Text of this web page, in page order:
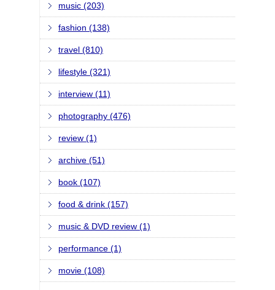
music (203)
fashion (138)
travel (810)
lifestyle (321)
interview (11)
photography (476)
review (1)
archive (51)
book (107)
food & drink (157)
music & DVD review (1)
performance (1)
movie (108)